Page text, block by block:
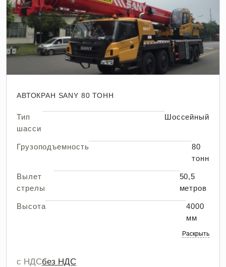
АВТОКРАН SANY 80 ТОНН
Тип
шасси
Шоссейный
Грузоподъемность
80
тонн
Вылет
стрелы
50,5
метров
Высота
4000
мм
Раскрыть
с НДСбез НДС